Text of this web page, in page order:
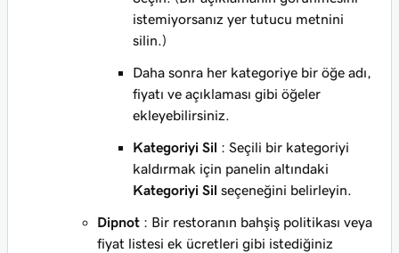
istemiyorsanız yer tutucu metnini
silin.)
Daha sonra her kategoriye bir öğe adı,
fiyatı ve açıklaması gibi öğeler
ekleyebilirsiniz.
Kategoriyi Sil : Seçili bir kategoriyi
kaldırmak için panelin altındaki
Kategoriyi Sil seçeneğini belirleyin.
Dipnot : Bir restoranın bahşiş politikası veya
fiyat listesi ek ücretleri gibi istediğiniz